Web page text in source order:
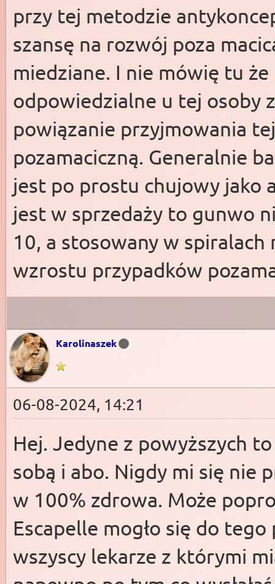
przy tej metodzie
szansę na rozwój poza
miedziane. I nie mówię tu
odpowiedzialne u tej osoby
powiązanie przyjmowania
pozamaciczną. Generalnie
jest po prostu chujowy jako
jest w sprzedaży to gunwo
10, a stosowany w
wzrostu przypadków
Karolinaszek
06-08-2024, 14:21
Hej. Jedyne z powyższych
sobą i abo. Nigdy mi się nie
w 100% zdrowa. Może
Escapelle mogło się do
wszyscy lekarze z którymi